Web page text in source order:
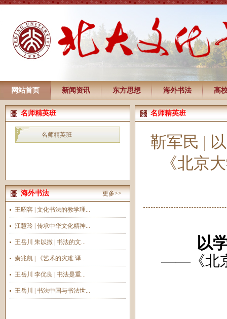
网站首页 新闻资讯 东方思想 海外书法 高
名师精英班
名师精英班
海外书法 更多>>
王昭容 | 文化书法的教学理...
江慧玲 | 传承中华文化精神...
王岳川 朱以撒 | 书法的文...
秦兆凯 | 《艺术的灾难 译...
王岳川 李优良 | 书法是重...
王岳川 | 书法中国与书法世...
名师精英班
靳军民 |
《北京
以
——《北